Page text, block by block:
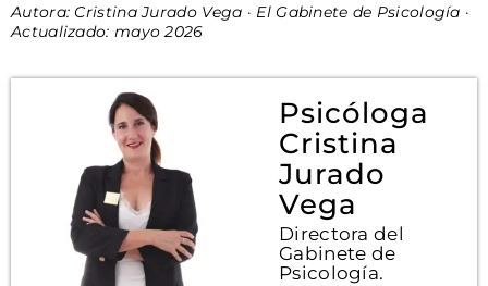
Autora: Cristina Jurado Vega · El Gabinete de Psicología ·
Actualizado: mayo 2026
Psicóloga
Cristina
Jurado
Vega
Directora del
Gabinete de
Psicología.